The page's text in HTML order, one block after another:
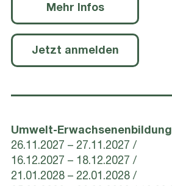
Mehr Infos
Jetzt anmelden
Umwelt-Erwachsenenbildung
26.11.2027 – 27.11.2027
16.12.2027 – 18.12.2027
21.01.2028 – 22.01.2028